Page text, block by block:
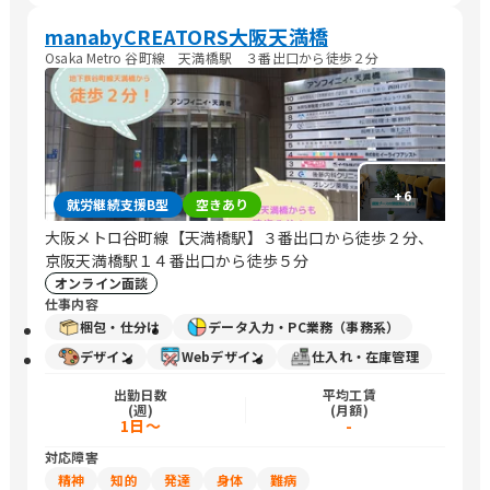
manabyCREATORS大阪天満橋
Osaka Metro 谷町線 天満橋駅 ３番出口から徒歩２分
+6
就労継続支援B型 空きあり
大阪メトロ谷町線【天満橋駅】３番出口から徒歩２分、
京阪天満橋駅１４番出口から徒歩５分
オンライン面談
仕事内容
梱包・仕分け
データ入力・PC業務（事務系）
デザイン
Webデザイン 仕入れ・在庫管理
出勤日数
(週)
1日～
平均工賃
(月額)
-
対応障害
精神
知的 発達 身体 難病